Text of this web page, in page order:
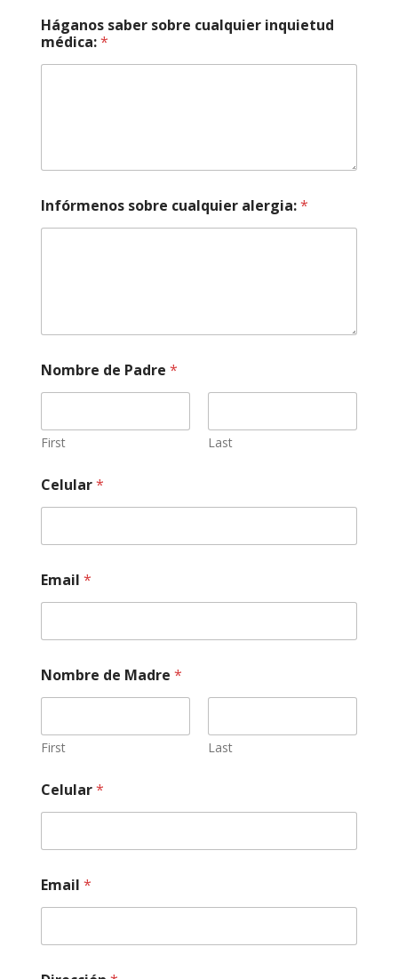
Háganos saber sobre cualquier inquietud
médica:*
Infórmenos sobre cualquier alergia:*
Nombre de Padre *
First Last
Celular*
Email *
Nombre de Madre *
First Last
Celular*
Email *